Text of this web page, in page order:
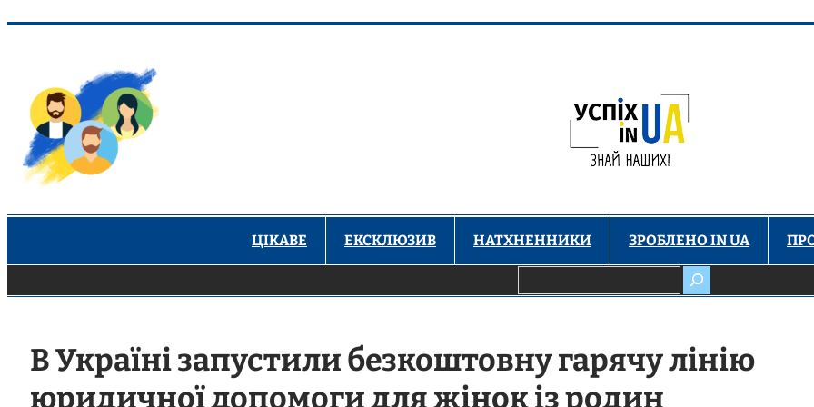
вмісту
ЦІКАВЕ ЕКСКЛЮЗИВ НАТХНЕННИКИ ЗРОБЛЕНО IN UA
В Україні запустили безкоштовну гарячу лінію
юридичної допомоги для жінок із родин